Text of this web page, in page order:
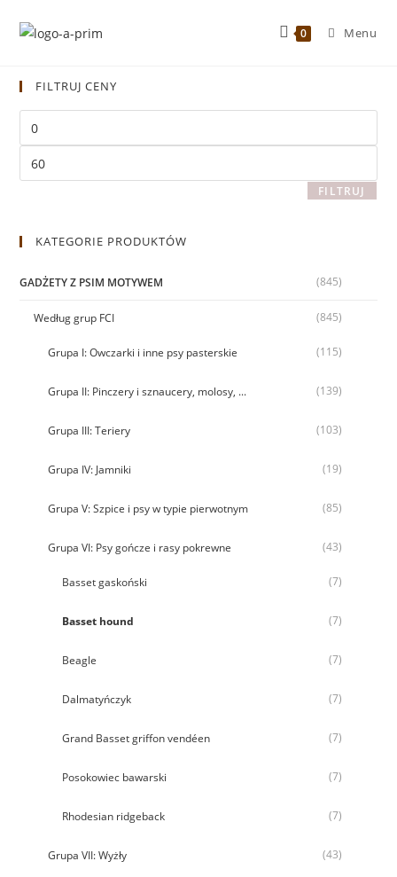
0 Menu
FILTRUJ CENY
FILTRUJ
KATEGORIE PRODUKTÓW
GADŻETY Z PSIM MOTYWEM (845)
Według grup FCI (845)
Grupa I: Owczarki i inne psy pasterskie (115)
Grupa II: Pinczery i sznaucery, molosy, ... (139)
Grupa III: Teriery (103)
Grupa IV: Jamniki (19)
Grupa V: Szpice i psy w typie pierwotnym (85)
Grupa VI: Psy gończe i rasy pokrewne (43)
Basset gaskoński (7)
Basset hound (7)
Beagle (7)
Dalmatyńczyk (7)
Grand Basset griffon vendéen (7)
Posokowiec bawarski (7)
Rhodesian ridgeback (7)
Grupa VII: Wyżły (43)